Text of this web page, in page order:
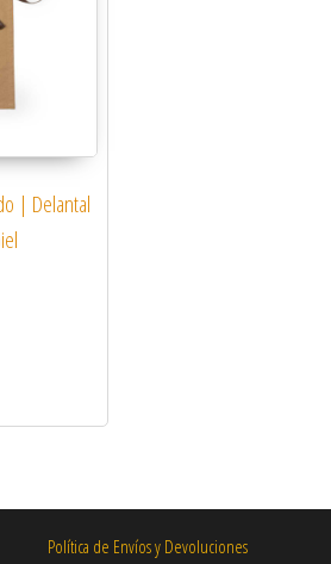
| Delantal
producto tiene múltiples variantes. Las opciones se
Política de Envíos y Devoluciones